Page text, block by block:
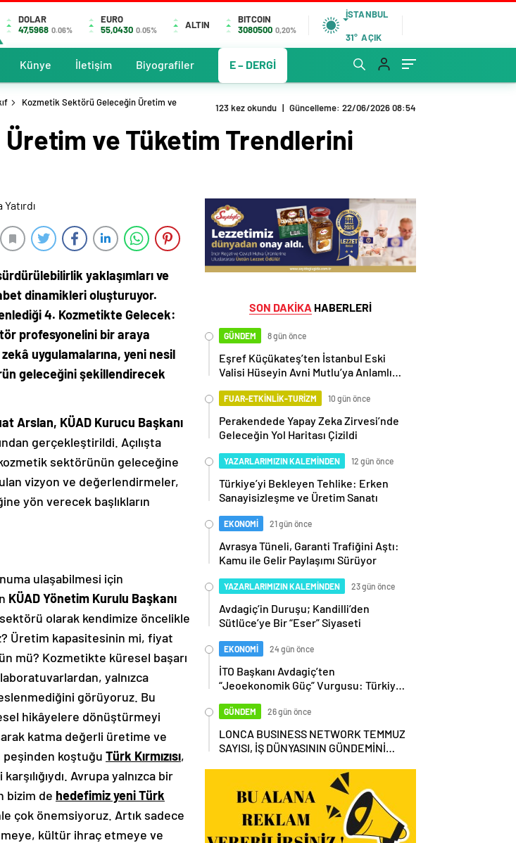
DOLAR
47,5968 0.06%
EURO
55,0430 0.05% ALTIN
BITCOIN
3080500 0,20%
İSTANBUL
31° AÇIK
Künye İletişim Biyografiler E – DERGİ
Kozmetik Sektörü Geleceğin Üretim ve
123 kez okundu | Güncelleme: 22/06/2026 08:54
ve Tüketim Trendlerini
yaklaşımları ve
dinamikleri oluşturuyor.
4. Kozmetikte Gelecek:
profesyonelini bir araya
uygulamalarına, yeni nesil
geleceğini şekillendirecek
Arslan, KÜAD Kurucu Başkanı
gerçekleştirildi. Açılışta
sektörünün geleceğine
vizyon ve değerlendirmeler,
yön verecek başlıkların
ulaşabilmesi için
KÜAD Yönetim Kurulu Başkanı
sektörü olarak kendimize öncelikle
Üretim kapasitesinin mi, fiyat
mü? Kozmetikte küresel başarı
laboratuvarlardan, yalnızca
görüyoruz. Bu
hikâyelere dönüştürmeyi
katma değerli üretime ve
peşinden koştuğu Türk Kırmızısı,
Avrupa yalnızca bir
bizim de hedefimiz yeni Türk
çok önemsiyoruz. Artık sadece
kültür ihraç etmeye ve
SON DAKİKA HABERLERİ
GÜNDEM 8 gün önce
Eşref Küçükateş’ten İstanbul Eski
Valisi Hüseyin Avni Mutlu’ya Anlamlı
FUAR-ETKİNLİK-TURİZM 10 gün önce
Perakendede Yapay Zeka Zirvesi’nde
Geleceğin Yol Haritası Çizildi
YAZARLARIMIZIN KALEMİNDEN 12 gün önce
Türkiye’yi Bekleyen Tehlike: Erken
Sanayisizleşme ve Üretim Sanatı
EKONOMİ 21 gün önce
Avrasya Tüneli, Garanti Trafiğini Aştı:
Kamu ile Gelir Paylaşımı Sürüyor
YAZARLARIMIZIN KALEMİNDEN 23 gün önce
Avdagiç’in Duruşu; Kandilli’den
Sütlüce’ye Bir “Eser” Siyaseti
EKONOMİ 24 gün önce
İTO Başkanı Avdagiç’ten
“Jeoekonomik Güç” Vurgusu: Türkiye,
Olmalı
GÜNDEM 26 gün önce
LONCA BUSINESS NETWORK TEMMUZ
SAYISI, İŞ DÜNYASININ GÜNDEMİNİ